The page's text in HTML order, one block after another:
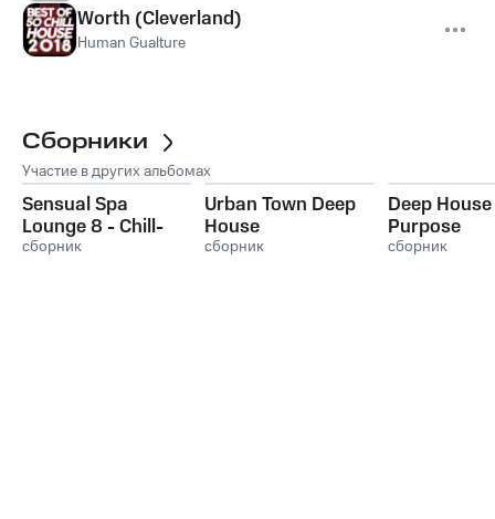
Worth (Cleverland)
Human Gualture
Сборники
Участие в других альбомах
Sensual Spa
Lounge 8 - Chill-
Out & Lounge
сборник
Urban Town Deep
House
сборник
Deep House
Purpose
сборник